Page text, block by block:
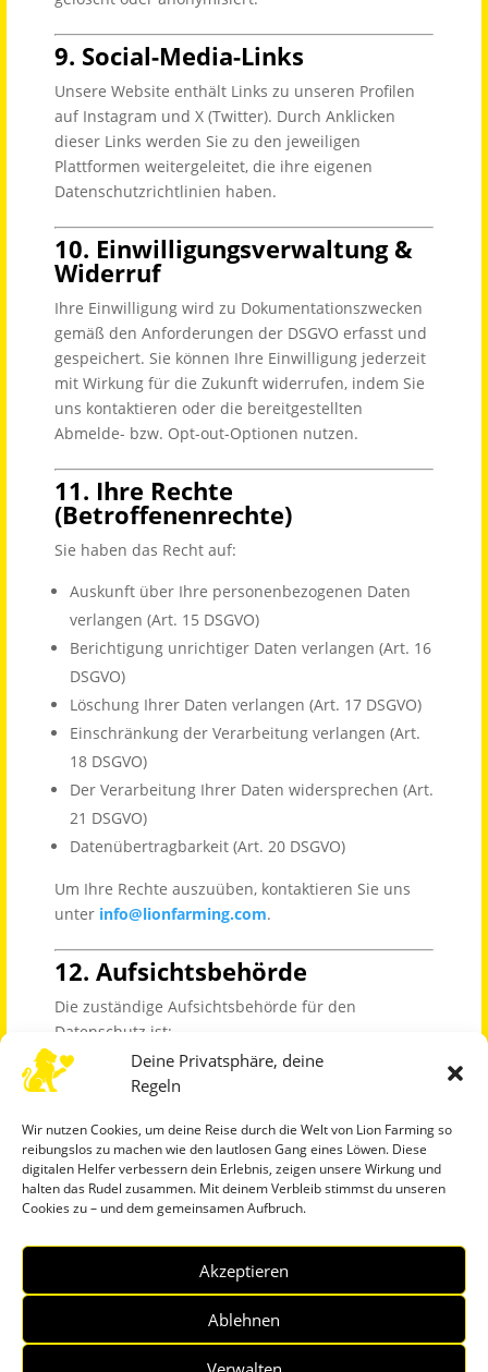
Deine Privatsphäre, deine
Regeln
Wir nutzen Cookies, um deine Reise durch die Welt von Lion Farming so
reibungslos zu machen wie den lautlosen Gang eines Löwen. Diese
digitalen Helfer verbessern dein Erlebnis, zeigen unsere Wirkung und
halten das Rudel zusammen. Mit deinem Verbleib stimmst du unseren
Cookies zu – und dem gemeinsamen Aufbruch.
Akzeptieren
Ablehnen
9. Social-Media-Links
Unsere Website enthält Links zu unseren Profilen
auf Instagram und X (Twitter). Durch Anklicken
dieser Links werden Sie zu den jeweiligen
Plattformen weitergeleitet, die ihre eigenen
Datenschutzrichtlinien haben.
10. Einwilligungsverwaltung &
Widerruf
Ihre Einwilligung wird zu Dokumentationszwecken
gemäß den Anforderungen der DSGVO erfasst und
gespeichert. Sie können Ihre Einwilligung jederzeit
mit Wirkung für die Zukunft widerrufen, indem Sie
uns kontaktieren oder die bereitgestellten
Abmelde- bzw. Opt-out-Optionen nutzen.
11. Ihre Rechte
(Betroffenenrechte)
Sie haben das Recht auf:
Auskunft über Ihre personenbezogenen Daten
verlangen (Art. 15 DSGVO)
Berichtigung unrichtiger Daten verlangen (Art. 16
DSGVO)
Löschung Ihrer Daten verlangen (Art. 17 DSGVO)
Einschränkung der Verarbeitung verlangen (Art.
18 DSGVO)
Der Verarbeitung Ihrer Daten widersprechen (Art.
21 DSGVO)
Datenübertragbarkeit (Art. 20 DSGVO)
Um Ihre Rechte auszuüben, kontaktieren Sie uns
unter info@lionfarming.com.
12. Aufsichtsbehörde
Die zuständige Aufsichtsbehörde für den
Datenschutz ist:
Bayerisches Landesamt für Datenschutzaufsicht
(BayLDA)
Website:https://www.lda.bayern.de/
13. Änderungen dieser
Datenschutzerklärung
Wir können diese Datenschutzerklärung von Zeit zu
Zeit aktualisieren. Die jeweils aktuelle Version ist
stets auf unserer Website verfügbar.
Zuletzt aktualisiert:09. August 2025